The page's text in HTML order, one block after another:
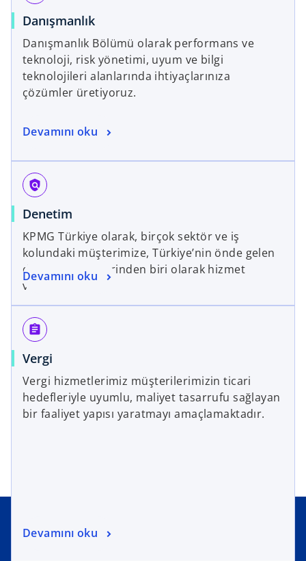
Danışmanlık
Danışmanlık Bölümü olarak performans ve
teknoloji, risk yönetimi, uyum ve bilgi
teknolojileri alanlarında ihtiyaçlarınıza
çözümler üretiyoruz.
Devamını oku
policy
Denetim
KPMG Türkiye olarak, birçok sektör ve iş
kolundaki müşterimize, Türkiye’nin önde gelen
denetim şirketlerinden biri olarak hizmet
vermekteyiz.
Devamını oku
assignment
Vergi
Vergi hizmetlerimiz müşterilerimizin ticari
hedefleriyle uyumlu, maliyet tasarrufu sağlayan
bir faaliyet yapısı yaratmayı amaçlamaktadır.
Devamını oku